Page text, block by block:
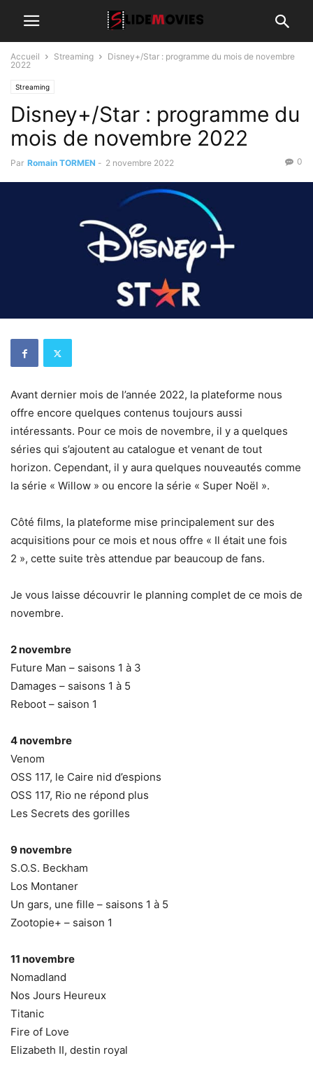
Accueil Streaming
Disney+/Star : programme du mois de novembre
2022
Streaming
Disney+/Star : programme du
mois de novembre 2022
Par Romain TORMEN - 2 novembre 2022 0
Avant dernier mois de l’année 2022, la plateforme nous
offre encore quelques contenus toujours aussi
intéressants. Pour ce mois de novembre, il y a quelques
séries qui s’ajoutent au catalogue et venant de tout
horizon. Cependant, il y aura quelques nouveautés comme
la série « Willow » ou encore la série « Super Noël ».
Côté films, la plateforme mise principalement sur des
acquisitions pour ce mois et nous offre « Il était une fois
2 », cette suite très attendue par beaucoup de fans.
Je vous laisse découvrir le planning complet de ce mois de
novembre.
2 novembre
Future Man – saisons 1 à 3
Damages – saisons 1 à 5
Reboot – saison 1
4 novembre
Venom
OSS 117, le Caire nid d’espions
OSS 117, Rio ne répond plus
Les Secrets des gorilles
9 novembre
S.O.S. Beckham
Los Montaner
Un gars, une fille – saisons 1 à 5
Zootopie+ – saison 1
11 novembre
Nomadland
Nos Jours Heureux
Titanic
Fire of Love
Elizabeth II, destin royal